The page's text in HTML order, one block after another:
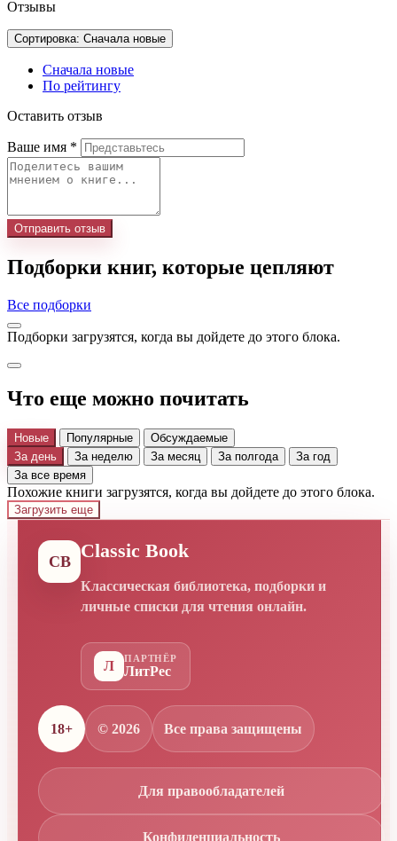
Отзывы
Сортировка: Сначала новые
Сначала новые
По рейтингу
Оставить отзыв
Ваше имя *
Отправить отзыв
Подборки книг, которые цепляют
Все подборки
Подборки загрузятся, когда вы дойдете до этого блока.
Что еще можно почитать
Новые Популярные
Обсуждаемые
За день
За неделю За месяц За полгода
За год
За все время
Похожие книги загрузятся, когда вы дойдете до этого блока.
Загрузить еще
CB Classic Book
Классическая библиотека, подборки и
личные списки для чтения онлайн.
Л
ПАРТНЁР
ЛитРес
18+ © 2026 Все права защищены
Для правообладателей
Конфиденциальность